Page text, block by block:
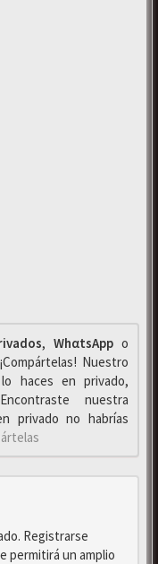
, WhαtsAppo
Nuestro
haces en privado,
nuestra
privado no habrías
Registrarse
permitirá un amplio